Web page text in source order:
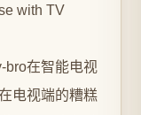
with TV
bro在智能电视
电视端的糟糕